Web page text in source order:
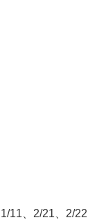
11、2/21、2/22